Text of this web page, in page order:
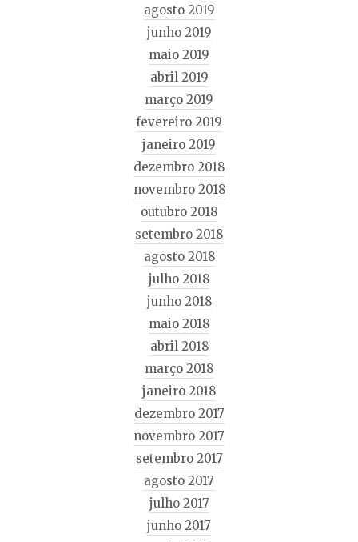
agosto 2019
junho 2019
maio 2019
abril 2019
março 2019
fevereiro 2019
janeiro 2019
dezembro 2018
novembro 2018
outubro 2018
setembro 2018
agosto 2018
julho 2018
junho 2018
maio 2018
abril 2018
março 2018
janeiro 2018
dezembro 2017
novembro 2017
setembro 2017
agosto 2017
julho 2017
junho 2017